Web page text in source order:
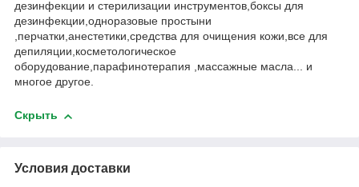
дезинфекции и стерилизации инструментов,боксы для
дезинфекции,одноразовые простыни
,перчатки,анестетики,средства для очищения кожи,все для
депиляции,косметологическое
оборудование,парафинотерапия ,массажные масла... и
многое другое.
Скрыть
Условия доставки